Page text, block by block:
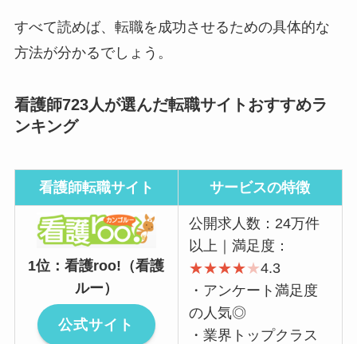
すべて読めば、転職を成功させるための具体的な
方法が分かるでしょう。
看護師723人が選んだ転職サイトおすすめラ
ンキング
看護師転職サイト サービスの特徴
1位：看護roo!（看護
ルー）
公式サイト
公開求人数：24万件
以上｜満足度：
★★★★★4.3
・アンケート満足度
の人気◎
・業界トップクラス